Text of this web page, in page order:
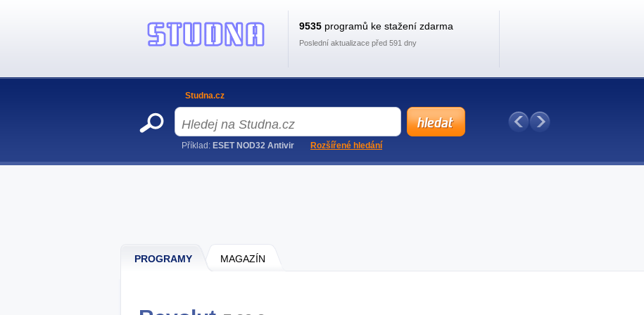
PROGRAMY MAGAZÍN
9535 programů ke stažení zdarma
Poslední aktualizace před 591 dny
Studna.cz
Příklad: ESET NOD32 Antivir Rozšířené hledání